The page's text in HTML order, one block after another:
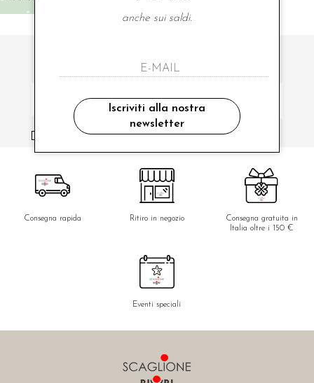
ISCRIVITI ALLA NOSTRA NEWSLETTER
ho letto ed accettato le condizioni sulla privacy.
Consegna rapida Ritiro in negozio
Consegna gratuita in
Italia oltre i 150 €
Eventi speciali
anche sui saldi.
Iscriviti alla nostra
newsletter